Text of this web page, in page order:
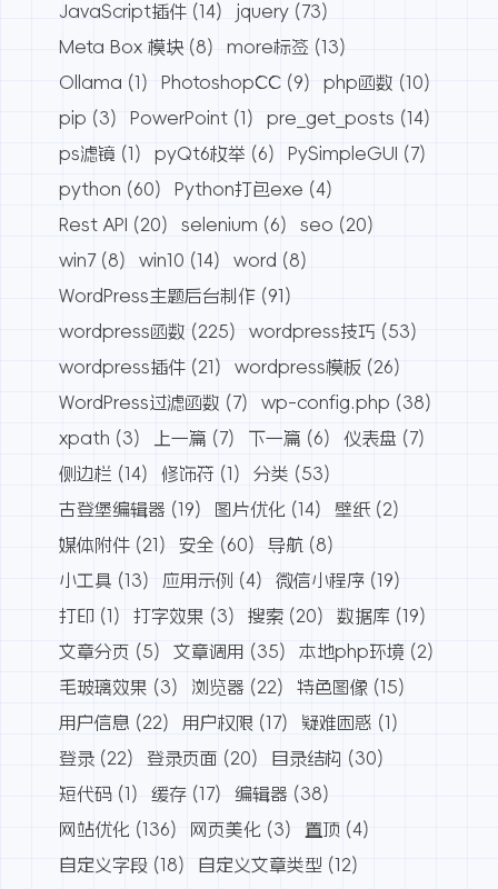
JavaScript插件 (14) jquery (73)
Meta Box 模块 (8) more标签 (13)
Ollama (1) PhotoshopCC (9) php函数 (10)
pip (3) PowerPoint (1) pre_get_posts (14)
ps滤镜 (1) pyQt6枚举 (6) PySimpleGUI
(7)
python (60) Python打包exe (4)
Rest API
(20) selenium (6) seo (20)
win7 (8) win10 (14) word (8)
WordPress主题后台制作 (91)
wordpress函数 (225) wordpress技巧 (53)
wordpress插件 (21) wordpress模板 (26)
WordPress过滤函数 (7) wp-config.php (38)
xpath (3) 上一篇 (7) 下一篇 (6) 仪表盘 (7)
侧边栏 (14) 修饰符 (1) 分类 (53)
古登堡编辑器 (19) 图片优化 (14) 壁纸 (2)
媒体附件 (21) 安全 (60) 导航 (8)
小工具 (13) 应用示例 (4) 微信小程序 (19)
打印 (1) 打字效果 (3) 搜索 (20) 数据库 (19)
文章分页 (5) 文章调用 (35) 本地php环境 (2)
毛玻璃效果 (3) 浏览器 (22) 特色图像 (15)
用户信息 (22) 用户权限 (17) 疑难困惑 (1)
登录 (22) 登录页面 (20) 目录结构 (30)
短代码 (1) 缓存 (17) 编辑器 (38)
网站优化 (136) 网页美化 (3) 置顶 (4)
自定义字段 (18) 自定义文章类型 (12)